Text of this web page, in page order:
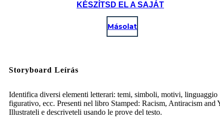
KÉSZÍTSD EL A SAJÁT
Másolat
Storyboard Leírás
Identifica diversi elementi letterari: temi, simboli, motivi, linguaggio
figurativo, ecc. Presenti nel libro Stamped: Racism, Antiracism and
Illustrateli e descriveteli usando le prove del testo.